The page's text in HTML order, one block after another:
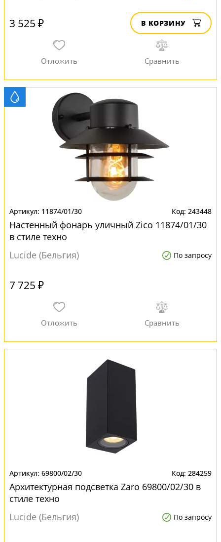
3 525 ₽ В КОРЗИНУ
11874/01/30 243448
Настенный фонарь уличный Zico 11874/01/30
в стиле техно
Lucide (Бельгия)
По запросу
7 725 ₽
69800/02/30 284259
Архитектурная подсветка Zaro 69800/02/30 в
стиле техно
Lucide (Бельгия)
По запросу